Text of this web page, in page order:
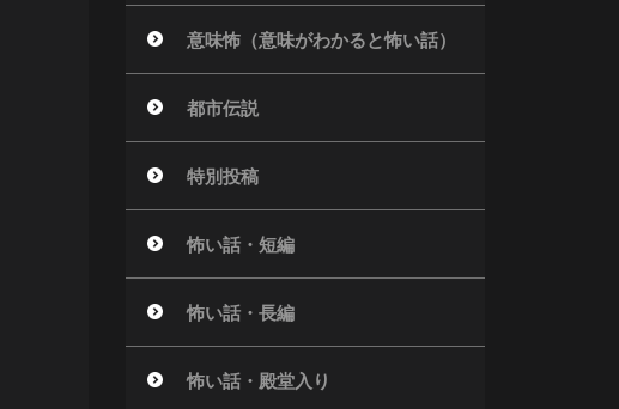
意味怖（意味がわかると怖い話）
都市伝説
特別投稿
怖い話・短編
怖い話・長編
怖い話・殿堂入り